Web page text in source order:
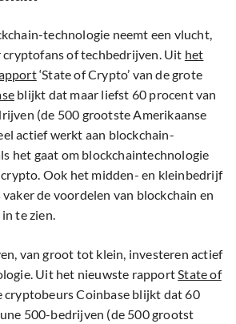
technologie neemt een vlucht,
cryptofans of techbedrijven. Uit het
‘State of Crypto’ van de grote
blijkt dat maar liefst 60 procent van
(de 500 grootste Amerikaanse
actief werkt aan blockchain-
het gaat om blockchaintechnologie
Ook het midden- en kleinbedrijf
de voordelen van blockchain en
te zien.
van groot tot klein, investeren actief
Uit het nieuwste rapportState of
cryptobeurs Coinbase blijkt dat 60
500-bedrijven (de 500 grootst